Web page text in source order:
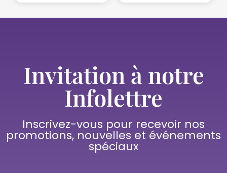
Invitation à notre
Infolettre
Inscrivez-vous pour recevoir nos
promotions, nouvelles et événements
spéciaux